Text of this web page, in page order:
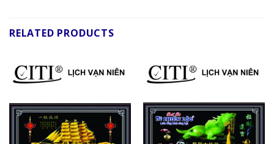
RELATED PRODUCTS